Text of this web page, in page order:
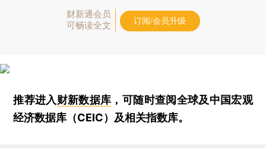
财新通会员
可畅读全文
订阅/会员升级
推荐进入财新数据库 ，可随时查阅全球及中国宏观
经济数据库（CEIC）及相关指数库。